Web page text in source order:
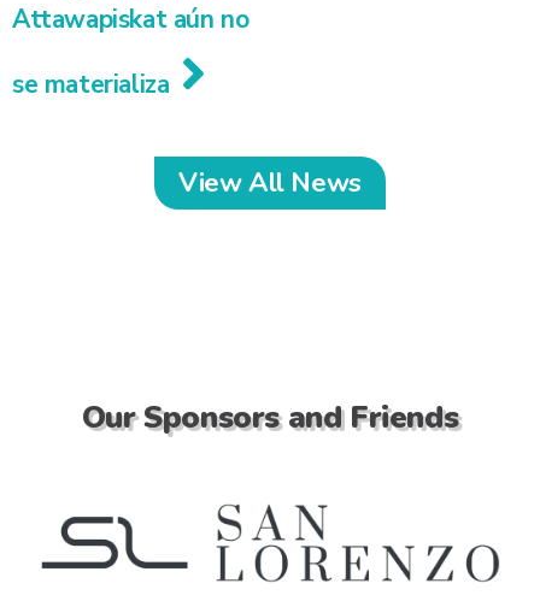
Attawapiskat aún no
se materializa
View All News
Our Sponsors and Friends